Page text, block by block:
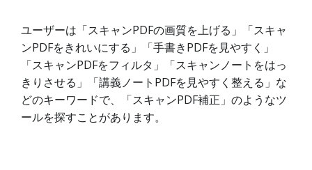
ユーザーは「スキャンPDFの画質を上げる」「スキャ
ンPDFをきれいにする」「手書きPDFを見やすく」
「スキャンPDFをフィルタ」「スキャンノートをはっ
きりさせる」「講義ノートPDFを見やすく整える」な
どのキーワードで、「スキャンPDF補正」のようなツ
ールを探すことがあります。